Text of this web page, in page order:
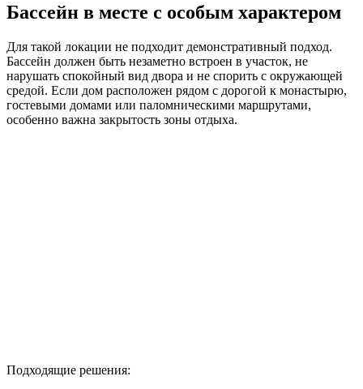
Бассейн в месте с особым характером
Для такой локации не подходит демонстративный подход.
Бассейн должен быть незаметно встроен в участок, не
нарушать спокойный вид двора и не спорить с окружающей
средой. Если дом расположен рядом с дорогой к монастырю,
гостевыми домами или паломническими маршрутами,
особенно важна закрытость зоны отдыха.
Подходящие решения: